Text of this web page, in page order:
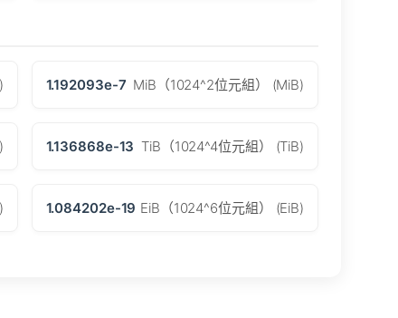
1.192093e-7 MiB（1024^2位元組） (MiB)
1.136868e-13 TiB（1024^4位元組） (TiB)
1.084202e-19 EiB（1024^6位元組） (EiB)